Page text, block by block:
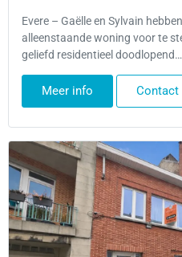
Evere – Gaëlle en Sylvain
alleenstaande woning voor te
geliefd residentieel
Meer info Contact